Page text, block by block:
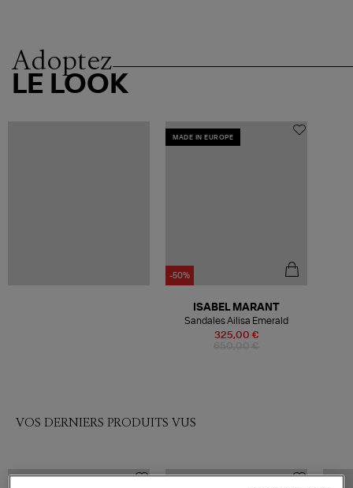
Adoptez
LE LOOK
MADE IN EUROPE
-50%
325,00 €
ISABEL MARANT
Sandales Ailisa Emerald
VOS DERNIERS PRODUITS VUS